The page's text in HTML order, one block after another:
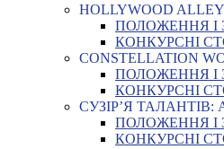
HOLLYWOOD ALLEY
ПОЛОЖЕННЯ І
КОНКУРСНІ
CONSTELLATION
ПОЛОЖЕННЯ І
КОНКУРСНІ
СУЗІР’Я
ПОЛОЖЕННЯ І
КОНКУРСНІ